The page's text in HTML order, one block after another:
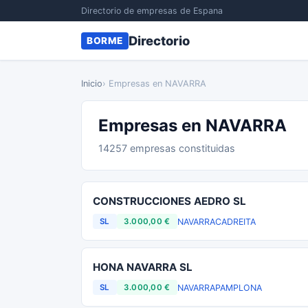
Directorio de empresas de Espana
BORME Directorio
Inicio› Empresas en NAVARRA
Empresas en NAVARRA
14257 empresas constituidas
CONSTRUCCIONES AEDRO SL
SL 3.000,00 € NAVARRACADREITA
HONA NAVARRA SL
SL 3.000,00 € NAVARRAPAMPLONA